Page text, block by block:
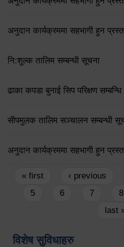
अनुदान कार्यक्रममा सहभागी हुन
नि:शुल्क तालिम सम्बन्धी सूचना
ढाका कपडा बुनाई सिप परिक्षण
सीपमुलक तालिम सञ्चालन सम्बन्धी
अनुदान कार्यक्रममा सहभागी हुन
Pages
« first ‹ previous
5
6 7 8
last
विशेष सुविधाहरु